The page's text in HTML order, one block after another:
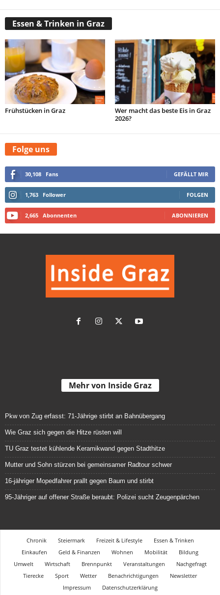
Essen & Trinken in Graz
Frühstücken in Graz
Wer macht das beste Eis in Graz
2026?
Folge uns
30,108 Fans GEFÄLLT MIR
1,763 Follower FOLGEN
2,665 Abonnenten ABONNIEREN
Mehr von Inside Graz
Pkw von Zug erfasst: 71-Jährige stirbt an Bahnübergang
Wie Graz sich gegen die Hitze rüsten will
TU Graz testet kühlende Keramikwand gegen Stadthitze
Mutter und Sohn stürzen bei gemeinsamer Radtour schwer
16-jähriger Mopedfahrer prallt gegen Baum und stirbt
95-Jähriger auf offener Straße beraubt: Polizei sucht Zeugenpärchen
Chronik Steiermark Freizeit & Lifestyle
Essen & Trinken
Einkaufen
Geld & Finanzen Wohnen Mobilität
Bildung
Umwelt
Wirtschaft Brennpunkt Veranstaltungen
Nachgefragt
Tierecke
Sport Wetter Benachrichtigungen
Newsletter
Impressum
Datenschutzerklärung